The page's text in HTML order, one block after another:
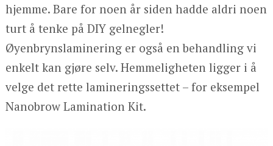
hjemme. Bare for noen år siden hadde aldri noen
turt å tenke på DIY gelnegler!
Øyenbrynslaminering er også en behandling vi
enkelt kan gjøre selv. Hemmeligheten ligger i å
velge det rette lamineringssettet – for eksempel
Nanobrow Lamination Kit.